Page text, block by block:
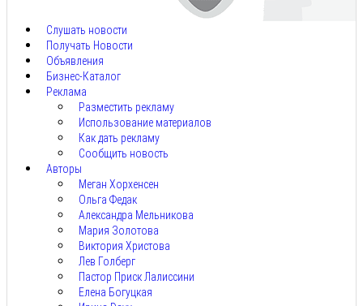
Слушать новости
Получать Новости
Объявления
Бизнес-Каталог
Реклама
Разместить рекламу
Использование материалов
Как дать рекламу
Сообщить новость
Авторы
Меган Хорхенсен
Ольга Федак
Александра Мельникова
Мария Золотова
Виктория Христова
Лев Голберг
Пастор Приск Лалиссини
Елена Богуцкая